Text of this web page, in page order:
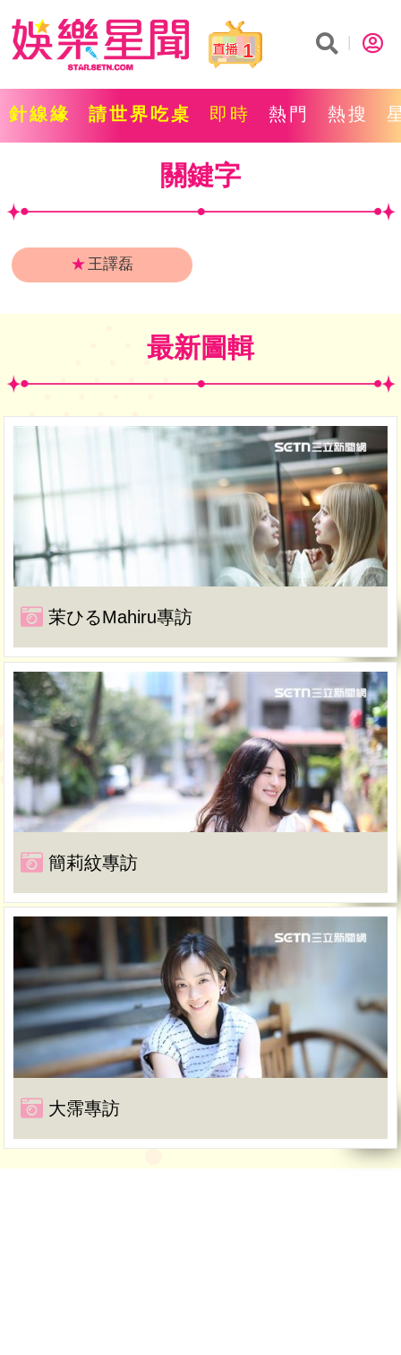
1
針線緣 請世界吃桌 即時 熱門 熱搜
關鍵字
★王譯磊
最新圖輯
茉ひるMahiru專訪
簡莉紋專訪
大霈專訪